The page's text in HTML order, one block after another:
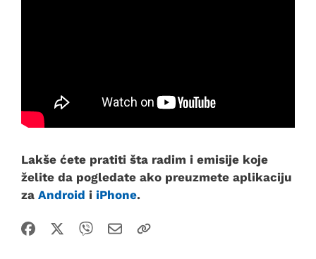
Lakše ćete pratiti šta radim i emisije koje
želite da pogledate ako preuzmete aplikaciju
za Android i iPhone.